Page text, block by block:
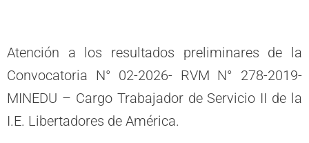
Atención a los resultados preliminares de la
Convocatoria N° 02-2026- RVM N° 278-2019-
MINEDU – Cargo Trabajador de Servicio II de la
I.E. Libertadores de América.